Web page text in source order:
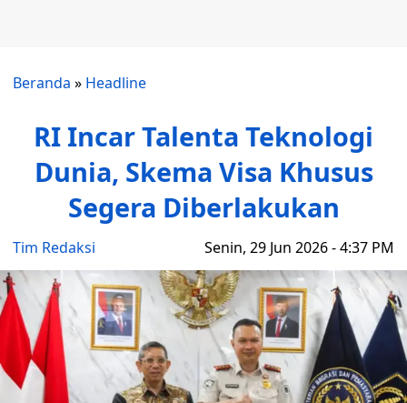
Beranda » Headline
RI Incar Talenta Teknologi
Dunia, Skema Visa Khusus
Segera Diberlakukan
Tim Redaksi Senin, 29 Jun 2026 - 4:37 PM